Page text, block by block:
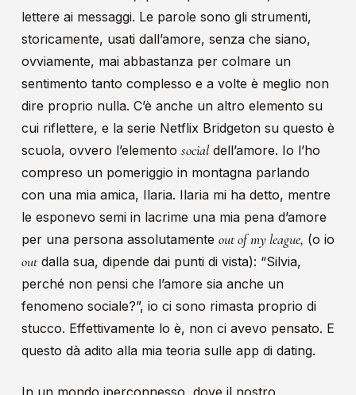
lettere ai messaggi. Le parole sono gli strumenti,
storicamente, usati dall’amore, senza che siano,
ovviamente, mai abbastanza per colmare un
sentimento tanto complesso e a volte è meglio non
dire proprio nulla. C’è anche un altro elemento su
cui riflettere, e la serie Netflix Bridgeton su questo è
scuola, ovvero l’elemento socialdell’amore. Io l’ho
compreso un pomeriggio in montagna parlando
con una mia amica, Ilaria. Ilaria mi ha detto, mentre
le esponevo semi in lacrime una mia pena d’amore
per una persona assolutamente out of my league, (o io
outdalla sua, dipende dai punti di vista): “Silvia,
perché non pensi che l’amore sia anche un
fenomeno sociale?”, io ci sono rimasta proprio di
stucco. Effettivamente lo è, non ci avevo pensato. E
questo dà adito alla mia teoria sulle app di dating.